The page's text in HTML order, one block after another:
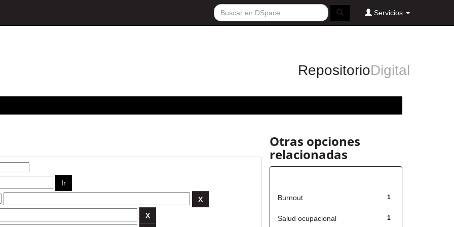
Servicios
RepositorioDigital
Otras opciones
relacionadas
1
Burnout
1
Salud ocupacional